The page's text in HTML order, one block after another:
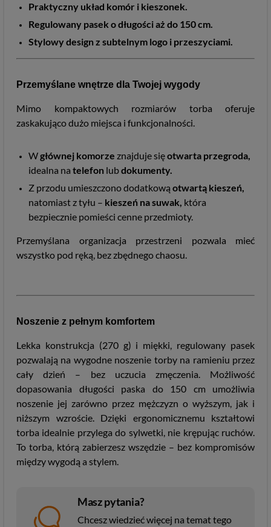
Praktyczny układ komór i kieszonek.
Regulowany pasek o długości aż do 150 cm.
Stylowy design z subtelnym logo i przeszyciami.
Przemyślane wnętrze dla Twojej wygody
Mimo kompaktowych rozmiarów torba oferuje
zaskakująco dużo miejsca i funkcjonalności.
Wgłównej komorze znajduje sięotwarta przegroda,
idealna na telefon lubdokumenty.
Z przodu umieszczono dodatkową otwartą kieszeń,
natomiast z tyłu – kieszeń na suwak, która
bezpiecznie pomieści cenne przedmioty.
Przemyślana organizacja przestrzeni pozwala mieć
wszystko pod ręką, bez zbędnego chaosu.
Noszenie z pełnym komfortem
Lekka konstrukcja (270 g) i miękki, regulowany pasek
pozwalają na wygodne noszenie torby na ramieniu przez
cały dzień – bez uczucia zmęczenia. Możliwość
dopasowania długości paska do 150 cm umożliwia
noszenie jej zarówno przez mężczyzn o wyższym, jak i
niższym wzroście. Dzięki ergonomicznemu kształtowi
torba idealnie przylega do sylwetki, nie krępując ruchów.
To torba, którą zabierzesz wszędzie – bez kompromisów
między wygodą a stylem.
Masz pytania?
Chcesz wiedzieć więcej na temat tego